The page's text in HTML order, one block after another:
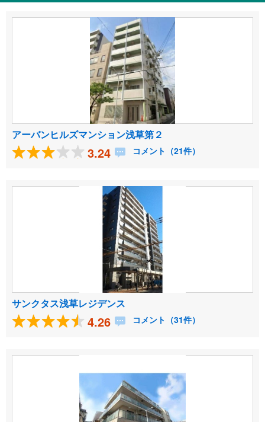
アーバンヒルズマンション浅草第２
3.24 コメント（21件）
サンクタス浅草レジデンス
4.26 コメント（31件）